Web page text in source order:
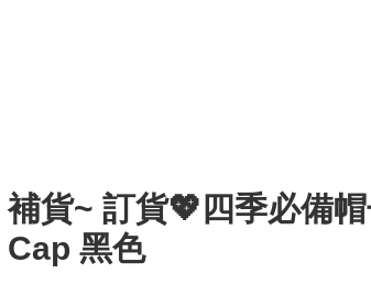
補貨~ 訂貨💖四季必備
Cap 黑色